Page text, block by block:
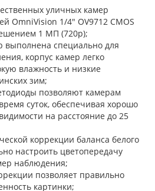
уличных камер
OmniVision 1/4" OV9712 CMOS
1 МП (720p);
выполнена специально для
корпус камер легко
влажность и низкие
зим;
позволяют камерам
суток, обеспечивая хорошо
на расстояние до 25
коррекции баланса белого
настроить цветопередачу
наблюдения;
позволяет правильно
картинки;